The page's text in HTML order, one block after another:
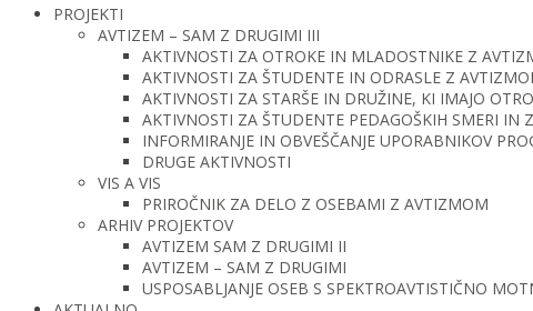
PROJEKTI
AVTIZEM – SAM Z DRUGIMI III
AKTIVNOSTI ZA OTROKE IN MLADOSTNIKE Z
AKTIVNOSTI ZA ŠTUDENTE IN ODRASLE Z
AKTIVNOSTI ZA STARŠE IN DRUŽINE, KI IMAJO
AKTIVNOSTI ZA ŠTUDENTE PEDAGOŠKIH SMERI IN
INFORMIRANJE IN OBVEŠČANJE UPORABNIKOV
DRUGE AKTIVNOSTI
VIS A VIS
PRIROČNIK ZA DELO Z OSEBAMI Z AVTIZMOM
ARHIV PROJEKTOV
AVTIZEM SAM Z DRUGIMI II
AVTIZEM – SAM Z DRUGIMI
USPOSABLJANJE OSEB S SPEKTROAVTISTIČNO